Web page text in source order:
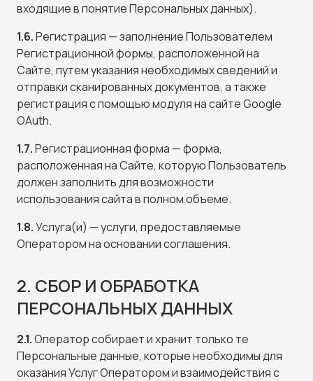
входящие в понятие Персональных данных).
1.6.Регистрация — заполнение Пользователем
Регистрационной формы, расположенной на
Сайте, путем указания необходимых сведений и
отправки сканированных документов, а также
регистрация с помощью модуля на сайте Google
OAuth.
1.7.Регистрационная форма — форма,
расположенная на Сайте, которую Пользователь
должен заполнить для возможности
использования сайта в полном объеме.
1.8.Услуга(и) — услуги, предоставляемые
Оператором на основании соглашения.
2. СБОР И ОБРАБОТКА
ПЕРСОНАЛЬНЫХ ДАННЫХ
2.1.Оператор собирает и хранит только те
Персональные данные, которые необходимы для
оказания Услуг Оператором и взаимодействия с